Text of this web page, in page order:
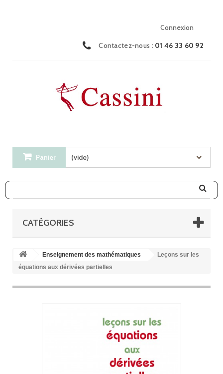
Connexion
Contactez-nous : 01 46 33 60 92
Panier (vide)
CATÉGORIES
Enseignement des mathématiques
Leçons sur les
équations aux dérivées partielles